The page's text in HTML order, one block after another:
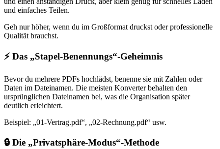
und einfaches Teilen.
Geh nur höher, wenn du im Großformat druckst oder professionelle
Qualität brauchst.
⚡ Das „Stapel-Benennungs“-Geheimnis
Bevor du mehrere PDFs hochlädst, benenne sie mit Zahlen oder
Daten im Dateinamen. Die meisten Konverter behalten den
ursprünglichen Dateinamen bei, was die Organisation später
deutlich erleichtert.
Beispiel: „01-Vertrag.pdf“, „02-Rechnung.pdf“ usw.
🔒 Die „Privatsphäre-Modus“-Methode